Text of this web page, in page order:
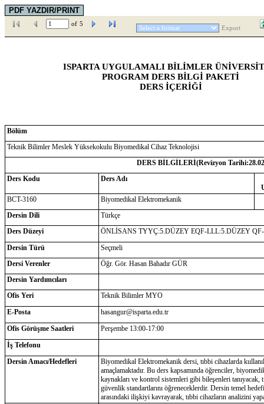
of 5
Export
ISPARTA UYGULAMALI BİLİMLER
PROGRAM DERS BİLGİ PAKETİ
DERS İÇERİĞİ
Bölüm
Teknik Bilimler Meslek Yüksekokulu Biyomedikal Cihaz Teknolojisi
DERS BİLGİLERİ(Revizyon Tarihi:
Ders Kodu
Ders Adı
BCT-3160
Biyomedikal Elektromekanik
Dersin Dili
Türkçe
Ders Düzeyi
ÖNLİSANS TYYÇ:5.DÜZEY EQF-LLL:5.DÜZEY
Dersin Türü
Seçmeli
Dersi Verenler
Öğr. Gör. Hasan Bahadır GÜR
Dersin Yardımcıları
Ofis Yeri
Teknik Bilimler MYO
E-Posta
hasangur@isparta.edu.tr
Ofis Görüşme Saatleri
Perşembe 13:00-17:00
İş Telefonu
Dersin Amacı/Hedefleri
Biyomedikal Elektromekanik dersi, tıbbi cihazlarda
amaçlamaktadır. Bu ders kapsamında öğrenciler,
kaynakları ve kontrol sistemleri gibi bileşenleri tanıyacak,
güvenlik standartlarını öğreneceklerdir. Dersin temel
arasındaki ilişkiyi kavrayarak, tıbbi cihazların analizini